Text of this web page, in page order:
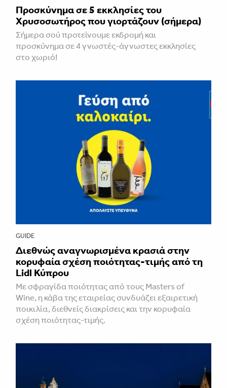
Προσκύνημα σε 5 εκκλησίες του
Χρυσοσωτήρος που γιορτάζουν (σήμερα)
Σήμερα σού προτείνουμε εκδρομή και
προσκύνημα σε 4 γνωστές-άγνωστες εκκλησίες
στο χωριό!
GUIDE
Διεθνώς αναγνωρισμένα κρασιά στην
κορυφαία σχέση ποιότητας-τιμής από τη
Lidl Κύπρου
Με σφραγίδα ποιότητας από τους Masters of
Wine, η κάβα της εταιρείας συνδυάζει εξαιρετική
ποικιλία, διεθνείς διακρίσεις και την κορυφαία
σχέση ποιότητας-τιμής.